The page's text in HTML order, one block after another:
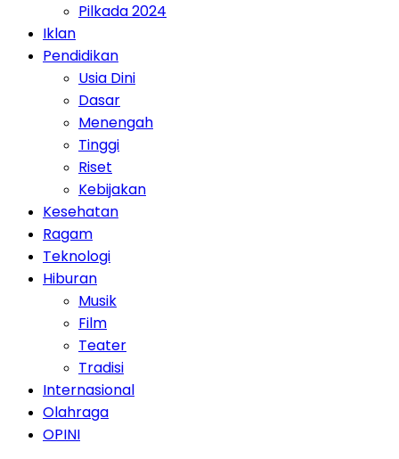
Pilkada 2024
Iklan
Pendidikan
Usia Dini
Dasar
Menengah
Tinggi
Riset
Kebijakan
Kesehatan
Ragam
Teknologi
Hiburan
Musik
Film
Teater
Tradisi
Internasional
Olahraga
OPINI